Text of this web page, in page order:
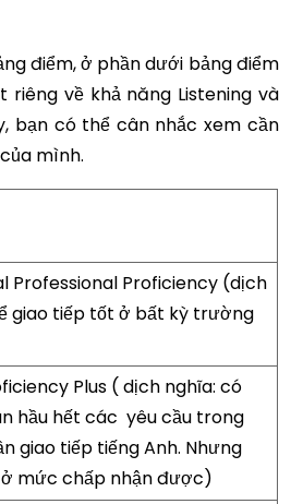
điểm, ở phần dưới bảng điểm
riêng về khả năng Listening và
bạn có thể cân nhắc xem cần
mình.
Professional Proficiency (dịch
giao tiếp tốt ở bất kỳ trường
Plus ( dịch nghĩa: có
hầu hết các yêu cầu trong
giao tiếp tiếng Anh. Nhưng
ở mức chấp nhận được)